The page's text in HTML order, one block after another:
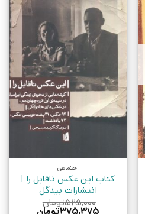
اجتماعی
کتاب این عکس ناقابل را |
انتشارات بیدگل
۵۲۵,۰۰۰تومان
قیمت